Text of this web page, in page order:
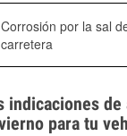
Corrosión por la sal
carretera
indicaciones
para tu